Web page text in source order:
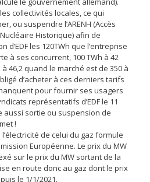
collectivités locales, ce qui
ou suspendre l’ARENH (Accès
Nucléaire Historique) afin de
d’EDF les 120TWh que l’entreprise
à ses concurrent, 100 TWh à 42
à 46,2 quand le marché est de 350 à
d’acheter à ces derniers tarifs
pour fournir ses usagers
représentatifs d’EDF le 11
aussi sortie ou suspension de
!
de celui du gaz formule
Européenne. Le prix du MW
sur le prix du MW sortant de la
en route donc au gaz dont le prix
le 1/1/2021.